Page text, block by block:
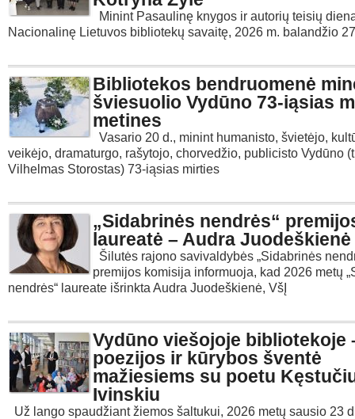
Minint Pasaulinę knygos ir autorių teisių
Nacionalinę Lietuvos bibliotekų savaitę, 2026 m. balandžio
Bibliotekos bendruomenė
šviesuolio Vydūno 73-iąsias
metines
Vasario 20 d., minint humanisto, švietėjo,
veikėjo, dramaturgo, rašytojo, chorvedžio, publicisto Vydūno
Vilhelmas Storostas) 73-iąsias mirties
„Sidabrinės nendrės“
laureatė – Audra Juodeškienė
Šilutės rajono savivaldybės „Sidabrinės
premijos komisija informuoja, kad 2026 metų
nendrės“ laureate išrinkta Audra Juodeškienė, VšĮ
Vydūno viešojoje bibliotekoje
poezijos ir kūrybos šventė
mažiesiems su poetu
Ivinskiu
Už lango spaudžiant žiemos šaltukui, 2026 metų sausio 23